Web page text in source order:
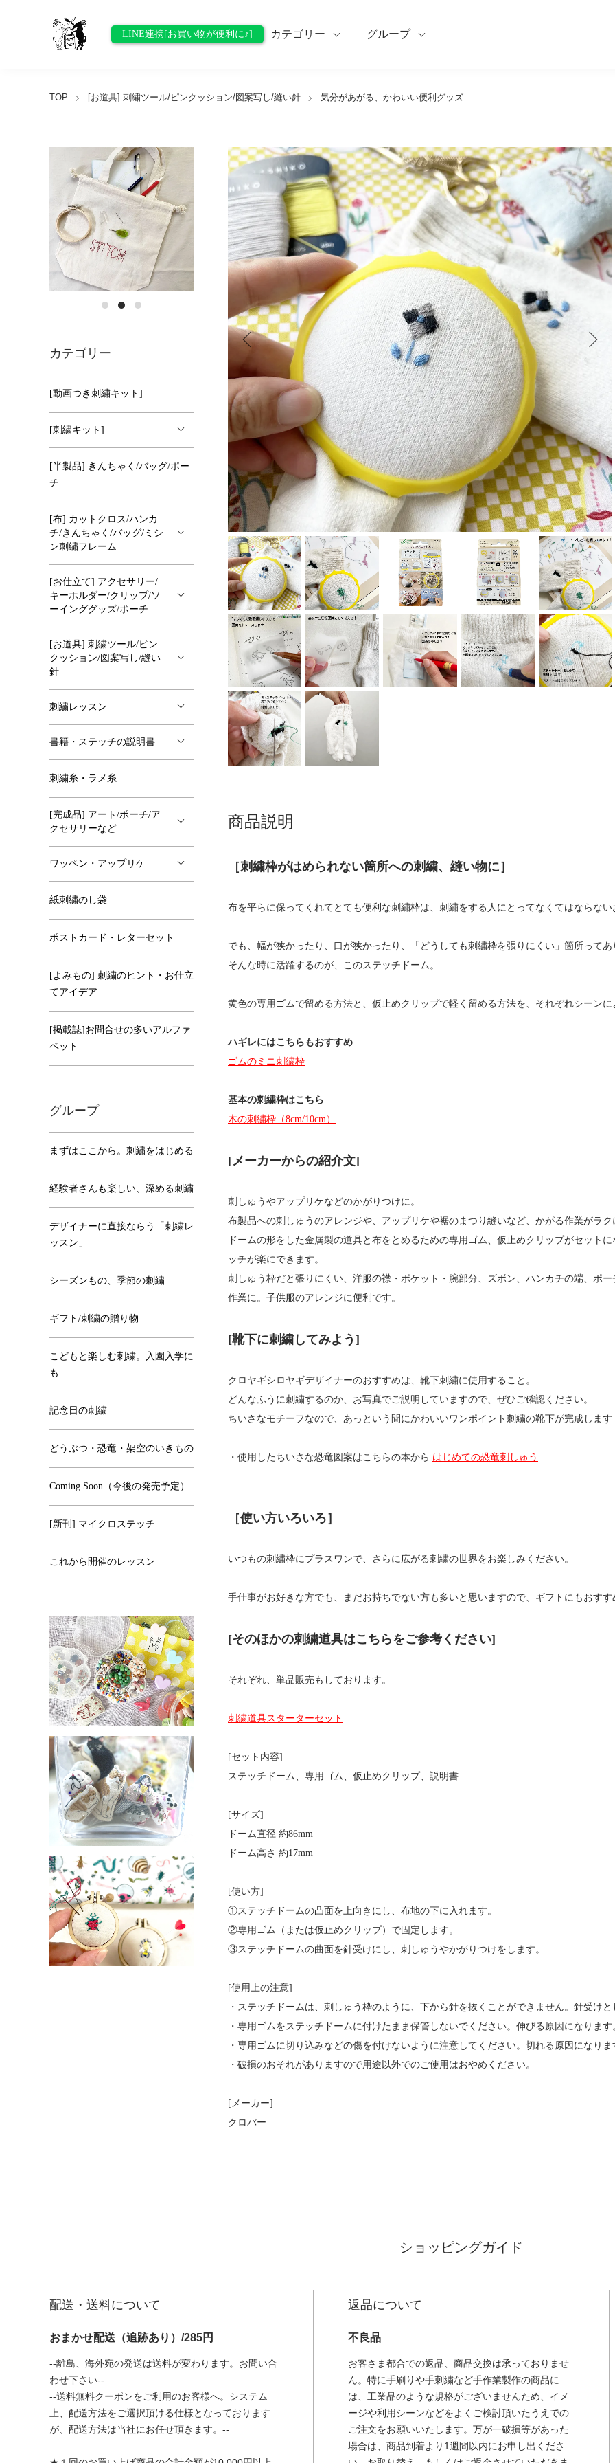
LINE連携[お買い物が便利に♪] カテゴリー グループ
TOP [お道具] 刺繍ツール/ピンクッション/図案写し/縫い針 気分があがる、かわいい便利グッズ
商品説明
［刺繍枠がはめられない箇所への刺繍、縫い物に］
布を平らに保ってくれてとても便利な刺繍枠は、刺繍をする人にとってなくてはならな
でも、幅が狭かったり、口が狭かったり、「どうしても刺繍枠を張りにくい」箇所って
そんな時に活躍するのが、このステッチドーム。
黄色の専用ゴムで留める方法と、仮止めクリップで軽く留める方法を、それぞれシーン
ハギレにはこちらもおすすめ
ゴムのミニ刺繍枠
基本の刺繍枠はこちら
木の刺繍枠（8cm/10cm）
[メーカーからの紹介文]
刺しゅうやアップリケなどのかがりつけに。
布製品への刺しゅうのアレンジや、アップリケや裾のまつり縫いなど、かがる作業がラ
ドームの形をした金属製の道具と布をとめるための専用ゴム、仮止めクリップがセット
ッチが楽にできます。
刺しゅう枠だと張りにくい、洋服の襟・ポケット・腕部分、ズボン、ハンカチの端、ポ
作業に。子供服のアレンジに便利です。
[靴下に刺繍してみよう]
クロヤギシロヤギデザイナーのおすすめは、靴下刺繍に使用すること。
どんなふうに刺繍するのか、お写真でご説明していますので、ぜひご確認ください。
ちいさなモチーフなので、あっという間にかわいいワンポイント刺繍の靴下が完成します
・使用したちいさな恐竜図案はこちらの本から はじめての恐竜刺しゅう
［使い方いろいろ］
いつもの刺繍枠にプラスワンで、さらに広がる刺繍の世界をお楽しみください。
手仕事がお好きな方でも、まだお持ちでない方も多いと思いますので、ギフトにもおすす
[そのほかの刺繍道具はこちらをご参考ください]
それぞれ、単品販売もしております。
刺繍道具スターターセット
[セット内容]
ステッチドーム、専用ゴム、仮止めクリップ、説明書
[サイズ]
ドーム直径 約86mm
ドーム高さ 約17mm
[使い方]
①ステッチドームの凸面を上向きにし、布地の下に入れます。
②専用ゴム（または仮止めクリップ）で固定します。
③ステッチドームの曲面を針受けにし、刺しゅうやかがりつけをします。
[使用上の注意]
・ステッチドームは、刺しゅう枠のように、下から針を抜くことができません。針受け
・専用ゴムをステッチドームに付けたまま保管しないでください。伸びる原因になります
・専用ゴムに切り込みなどの傷を付けないように注意してください。切れる原因になりま
・破損のおそれがありますので用途以外でのご使用はおやめください。
[メーカー]
クロバー
カテゴリー
[動画つき刺繍キット]
[刺繍キット]
[半製品] きんちゃく/バッグ/ポー
チ
[布] カットクロス/ハンカ
チ/きんちゃく/バッグ/ミシ
ン刺繍フレーム
[お仕立て] アクセサリー/
キーホルダー/クリップ/ソ
ーインググッズ/ポーチ
[お道具] 刺繍ツール/ピン
クッション/図案写し/縫い
針
刺繍レッスン
書籍・ステッチの説明書
刺繍糸・ラメ糸
[完成品] アート/ポーチ/ア
クセサリーなど
ワッペン・アップリケ
紙刺繍のし袋
ポストカード・レターセット
[よみもの] 刺繍のヒント・お仕立
てアイデア
[掲載誌]お問合せの多いアルファ
ベット
グループ
まずはここから。刺繍をはじめる
経験者さんも楽しい、深める刺繍
デザイナーに直接ならう「刺繍レ
ッスン」
シーズンもの、季節の刺繍
ギフト/刺繍の贈り物
こどもと楽しむ刺繍。入園入学に
も
記念日の刺繍
どうぶつ・恐竜・架空のいきもの
Coming Soon（今後の発売予定）
[新刊] マイクロステッチ
これから開催のレッスン
ショッピングガイド
配送・送料について
おまかせ配送（追跡あり）/285円
--離島、海外宛の発送は送料が変わります。お問い合
わせ下さい--
--送料無料クーポンをご利用のお客様へ。システム
上、配送方法をご選択頂ける仕様となっております
が、配送方法は当社にお任せ頂きます。--
返品について
不良品
お客さま都合での返品、商品交換は承っておりませ
ん。特に手刷りや手刺繍など手作業製作の商品に
は、工業品のような規格がございませんため、イメ
ージや利用シーンなどをよくご検討頂いたうえでの
ご注文をお願いいたします。万が一破損等があった
場合は、商品到着より1週間以内にお申し出くださ